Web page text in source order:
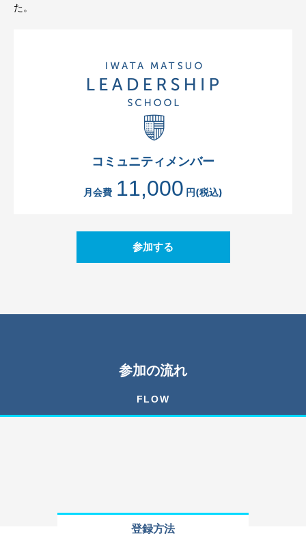
た。
コミュニティメンバー
月会費 11,000 円(税込)
参加する
参加の流れ
FLOW
登録方法